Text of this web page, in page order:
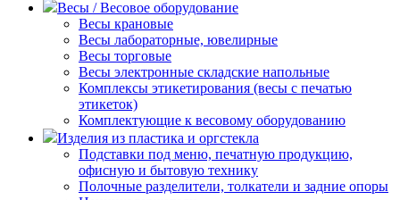
Весы / Весовое оборудование
Весы крановые
Весы лабораторные, ювелирные
Весы торговые
Весы электронные складские напольные
Комплексы этикетирования (весы с печатью
этикеток)
Комплектующие к весовому оборудованию
Изделия из пластика и оргстекла
Подставки под меню, печатную продукцию,
офисную и бытовую технику
Полочные разделители, толкатели и задние опоры